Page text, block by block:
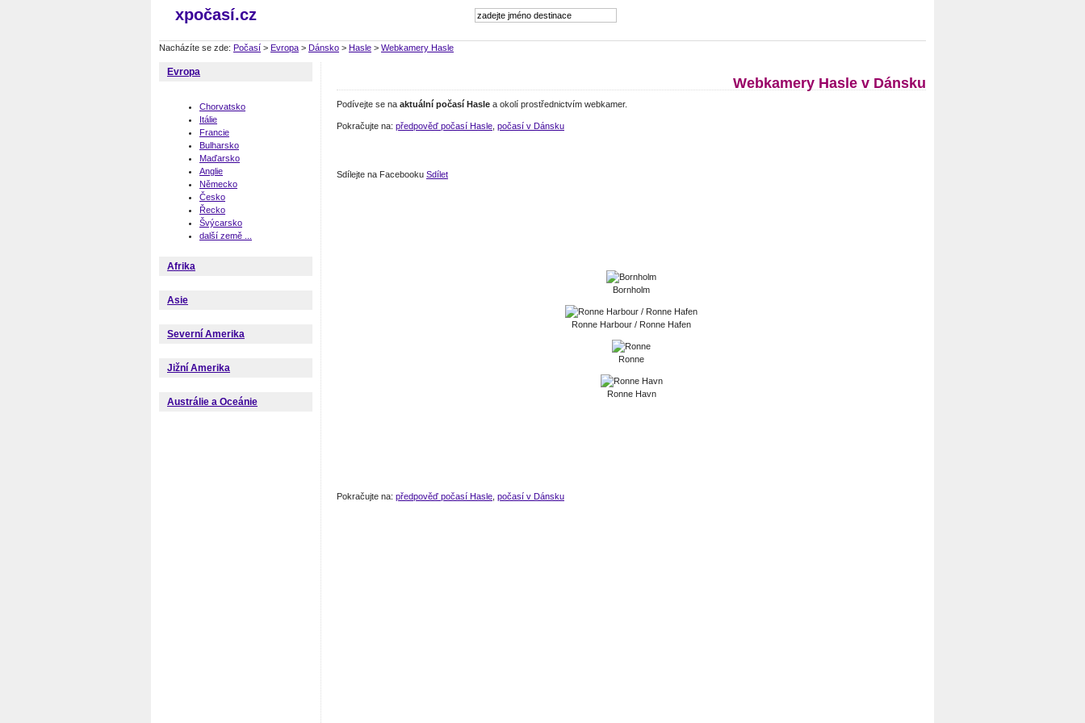
xpočasí.cz
Nacházíte se zde: Počasí > Evropa > Dánsko > Hasle > Webkamery Hasle
Evropa
Chorvatsko
Itálie
Francie
Bulharsko
Maďarsko
Anglie
Německo
Česko
Řecko
Švýcarsko
další země ...
Afrika
Asie
Severní Amerika
Jižní Amerika
Austrálie a Oceánie
Webkamery Hasle v Dánsku
Podívejte se na aktuální počasí Hasle a okolí prostřednictvím webkamer.
Pokračujte na: předpověď počasí Hasle počasí v Dánsku
Sdílejte na Facebooku Sdílet
Bornholm
Ronne Harbour / Ronne Hafen
Ronne
Ronne Havn
Pokračujte na: předpověď počasí Hasle počasí v Dánsku